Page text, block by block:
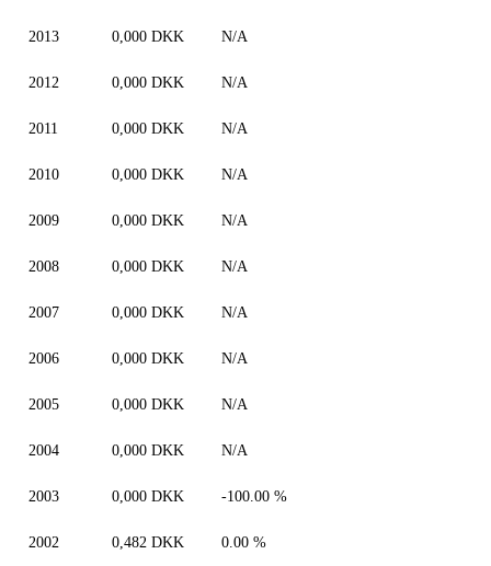
2013 0,000 DKK N/A
2012 0,000 DKK N/A
2011 0,000 DKK N/A
2010 0,000 DKK N/A
2009 0,000 DKK N/A
2008 0,000 DKK N/A
2007 0,000 DKK N/A
2006 0,000 DKK N/A
2005 0,000 DKK N/A
2004 0,000 DKK N/A
2003 0,000 DKK -100.00 %
2002 0,482 DKK 0.00 %